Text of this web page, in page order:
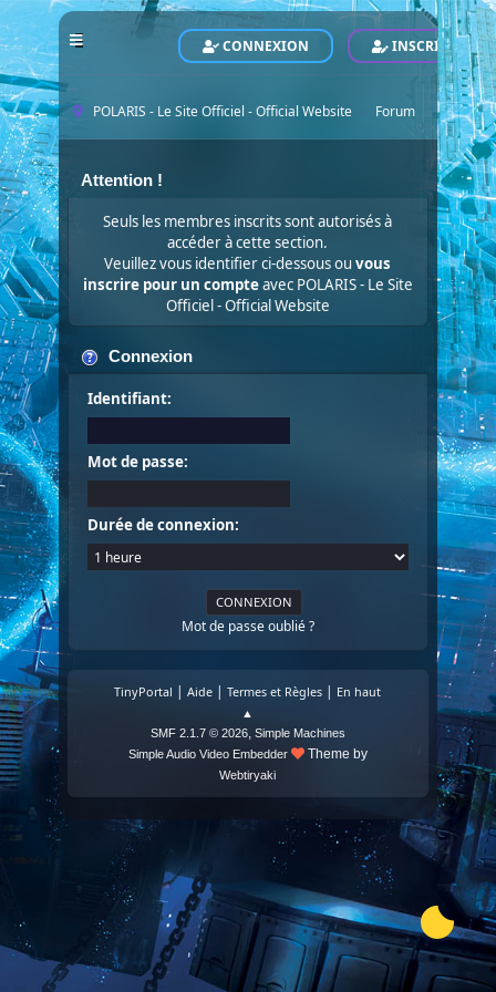
CONNEXION INSCRIVEZ-
POLARIS - Le Site Officiel - Official Website Forum
Attention !
Seuls les membres inscrits sont autorisés à
accéder à cette section.
Veuillez vous identifier ci-dessous ouvous
inscrire pour un compteavec POLARIS - Le Site
Officiel - Official Website
Connexion
Identifiant:
Mot de passe:
Durée de connexion:
Mot de passe oublié ?
TinyPortal |Aide |Termes et Règles | En haut
▲
SMF 2.1.7 © 2026, Simple Machines
Simple Audio Video Embedder
Theme by
Webtiryaki